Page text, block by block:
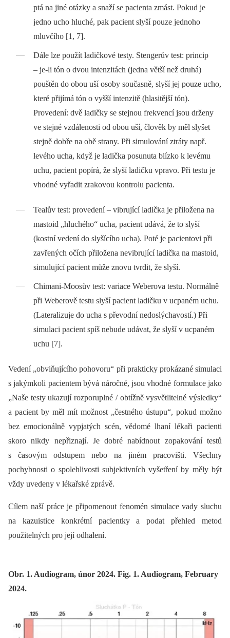
ptá na jiné otázky a snaží se pacienta zmást. Pokud je
jedno ucho hluché, pak pacient slyší pouze jednoho
mluvčího [1, 7].
Dále lze použít ladičkové testy. Stengerův test: princip
–⁠ je-li tón o dvou intenzitách (jedna větší než druhá)
pouštěn do obou uší osoby současně, slyší jej pouze ucho,
které přijímá tón o vyšší intenzitě (hlasitější tón).
Provedení: dvě ladičky se stejnou frekvencí jsou drženy
ve stejné vzdálenosti od obou uší, člověk by měl slyšet
stejně dobře na obě strany. Při simulování ztráty např.
levého ucha, když je ladička posunuta blízko k levému
uchu, pacient popírá, že slyší ladičku vpravo. Při testu je
vhodné vyřadit zrakovou kontrolu pacienta.
Tealův test: provedení –⁠ vibrující ladička je přiložena na
mastoid „hluchého“ ucha, pacient udává, že to slyší
(kostní vedení do slyšícího ucha). Poté je pacientovi při
zavřených očích přiložena nevibrující ladička na mastoid,
simulující pacient může znovu tvrdit, že slyší.
Chimani-Moosův test: variace Weberova testu. Normálně
při Weberově testu slyší pacient ladičku v ucpaném uchu.
(Lateralizuje do ucha s převodní nedoslýchavostí.) Při
simulaci pacient spíš nebude udávat, že slyší v ucpaném
uchu [7].
Vedení „obviňujícího pohovoru“ při prakticky prokázané simulaci
s jakýmkoli pacientem bývá náročné, jsou vhodné formulace jako
„Naše testy ukazují rozporuplné / obtížně vysvětlitelné výsledky“
a pacient by měl mít možnost „čestného ústupu“, pokud možno
bez emocionálně vypjatých scén, vědomé lhaní lékaři pacienti
skoro nikdy nepřiznají. Je dobré nabídnout zopakování testů
s časovým odstupem nebo na jiném pracovišti. Všechny
pochybnosti o spolehlivosti subjektivních vyšetření by měly být
vždy uvedeny v lékařské zprávě.
Cílem naší práce je připomenout fenomén simulace vady sluchu
na kazuistice konkrétní pacientky a podat přehled metod
použitelných pro její odhalení.
Obr. 1. Audiogram, únor 2024. Fig. 1. Audiogram, February
2024.